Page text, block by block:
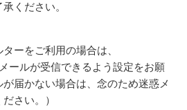
ください。
ーをご利用の場合は、
ールが受信できるよう設定をお願
届かない場合は、念のため迷惑メ
さい。）